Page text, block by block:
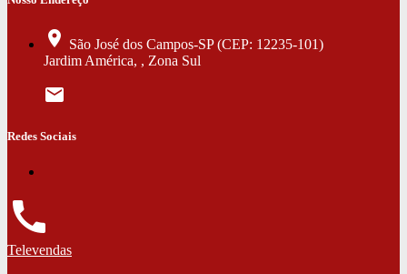
location_on São José dos Campos-SP (CEP: 12235-101)
Jardim América, , Zona Sul
mail
Redes Sociais
call
Televendas